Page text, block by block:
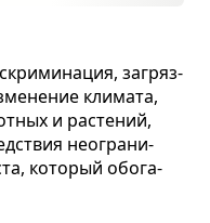
загряз­
кли­мата,
и рас­те­ний,
неогра­ни­
кото­рый обо­га­